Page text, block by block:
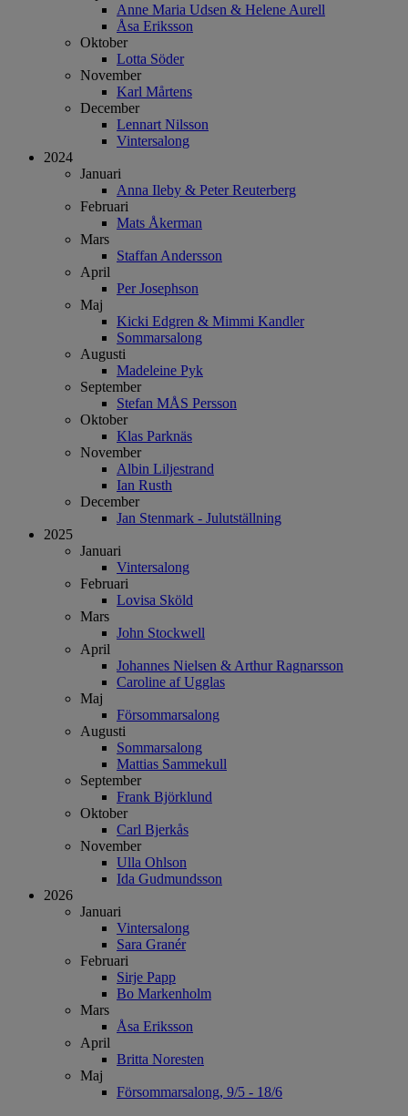
Anne Maria Udsen & Helene Aurell
Åsa Eriksson
Oktober
Lotta Söder
November
Karl Mårtens
December
Lennart Nilsson
Vintersalong
2024
Januari
Anna Ileby & Peter Reuterberg
Februari
Mats Åkerman
Mars
Staffan Andersson
April
Per Josephson
Maj
Kicki Edgren & Mimmi Kandler
Sommarsalong
Augusti
Madeleine Pyk
September
Stefan MÅS Persson
Oktober
Klas Parknäs
November
Albin Liljestrand
Ian Rusth
December
Jan Stenmark - Julutställning
2025
Januari
Vintersalong
Februari
Lovisa Sköld
Mars
John Stockwell
April
Johannes Nielsen & Arthur Ragnarsson
Caroline af Ugglas
Maj
Försommarsalong
Augusti
Sommarsalong
Mattias Sammekull
September
Frank Björklund
Oktober
Carl Bjerkås
November
Ulla Ohlson
Ida Gudmundsson
2026
Januari
Vintersalong
Sara Granér
Februari
Sirje Papp
Bo Markenholm
Mars
Åsa Eriksson
April
Britta Noresten
Maj
Försommarsalong, 9/5 - 18/6